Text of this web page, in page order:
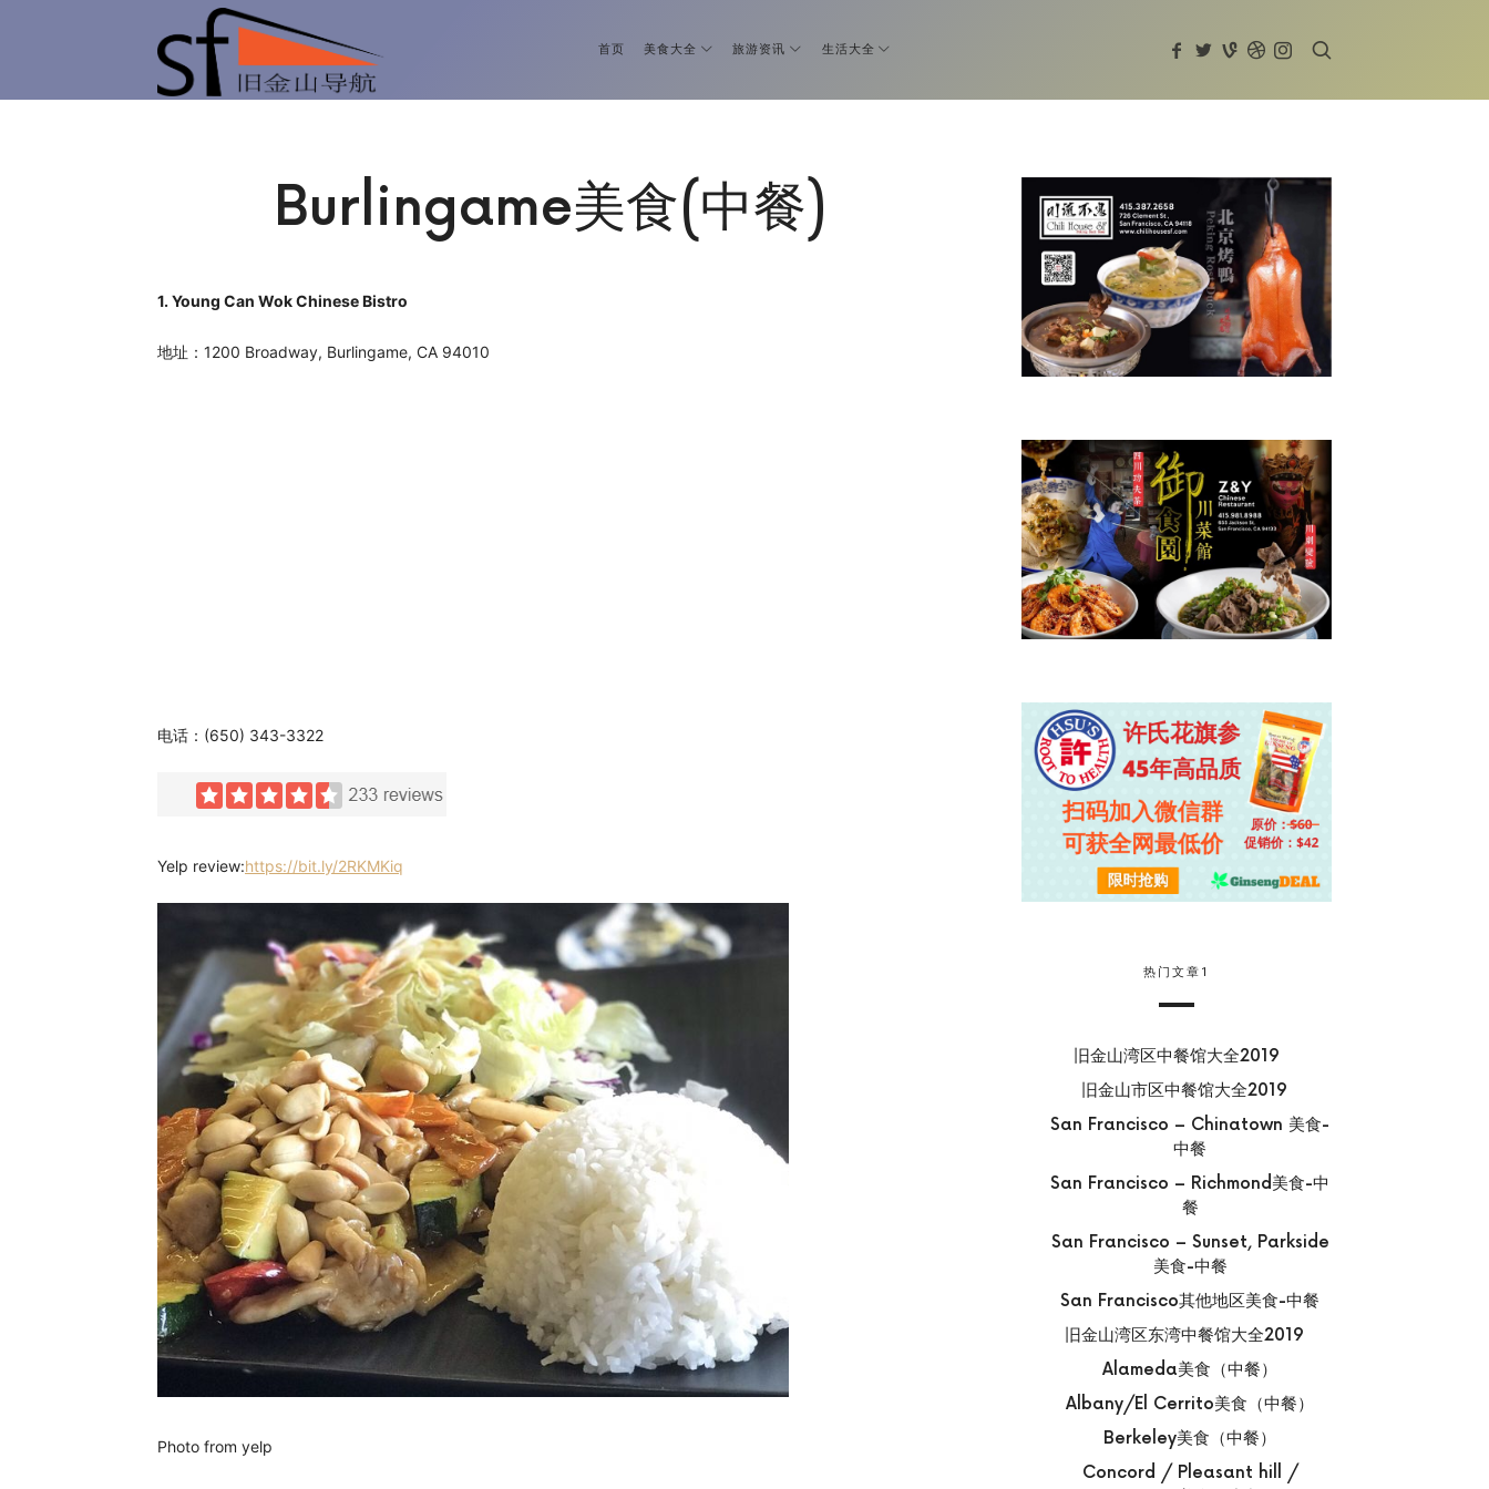
旧
导
玩
首页 美食大全 旅游资讯 生活大全
Burlingame美食(中餐)
1. Young Can Wok Chinese Bistro
地址：1200 Broadway, Burlingame, CA 94010
电话：(650) 343-3322
Yelp review:https://bit.ly/2RKMKiq
Photo from yelp
热门文章1
旧金山湾区中餐馆大全2019
旧金山市区中餐馆大全2019
San Francisco – Chinatown 美食-
中餐
San Francisco – Richmond美食-中
餐
San Francisco – Sunset, Parkside
美食-中餐
San Francisco其他地区美食-中餐
旧金山湾区东湾中餐馆大全2019
Alameda美食（中餐）
Albany/El Cerrito美食（中餐）
Berkeley美食（中餐）
Concord / Pleasant hill /